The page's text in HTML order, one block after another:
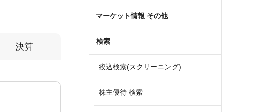
決算
マーケット情報 その他
検索
絞込検索(スクリーニング)
株主優待 検索